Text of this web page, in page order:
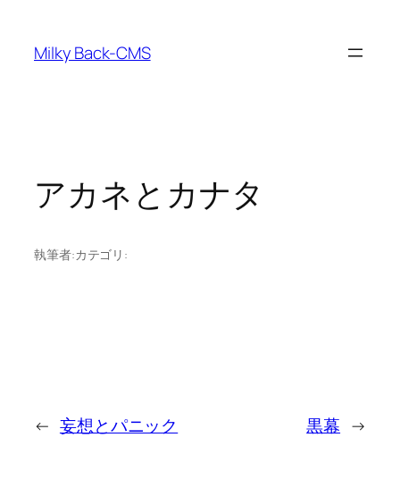
Milky Back-CMS
アカネとカナタ
執筆者:カテゴリ:
← 妄想とパニック 黒幕 →